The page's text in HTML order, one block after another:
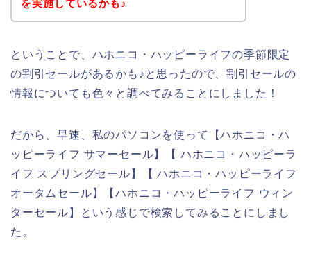
を実施しているかも♪
ということで、ハホニコ・ハッピーライフの季節限定
の割引セールがあるかも♪と思ったので、割引セールの
情報についても色々と調べてみることにしました！
だから、早速、私のパソコンを使って【ハホニコ・ハ
ッピーライフ サマーセール】【 ハホニコ・ハッピーラ
イフ スプリングセール】【 ハホニコ・ハッピーライフ
オータムセール】【ハホニコ・ハッピーライフ ウィン
ターセール】という感じで検索してみることにしまし
た。